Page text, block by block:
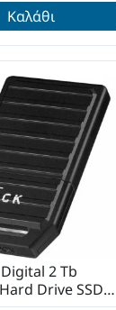
Καλάθι
2 Tb
Drive SSD